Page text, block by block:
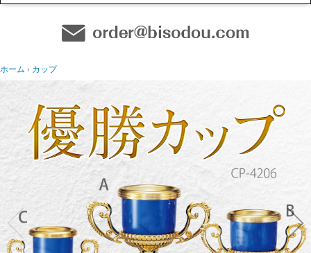
ホーム カップ